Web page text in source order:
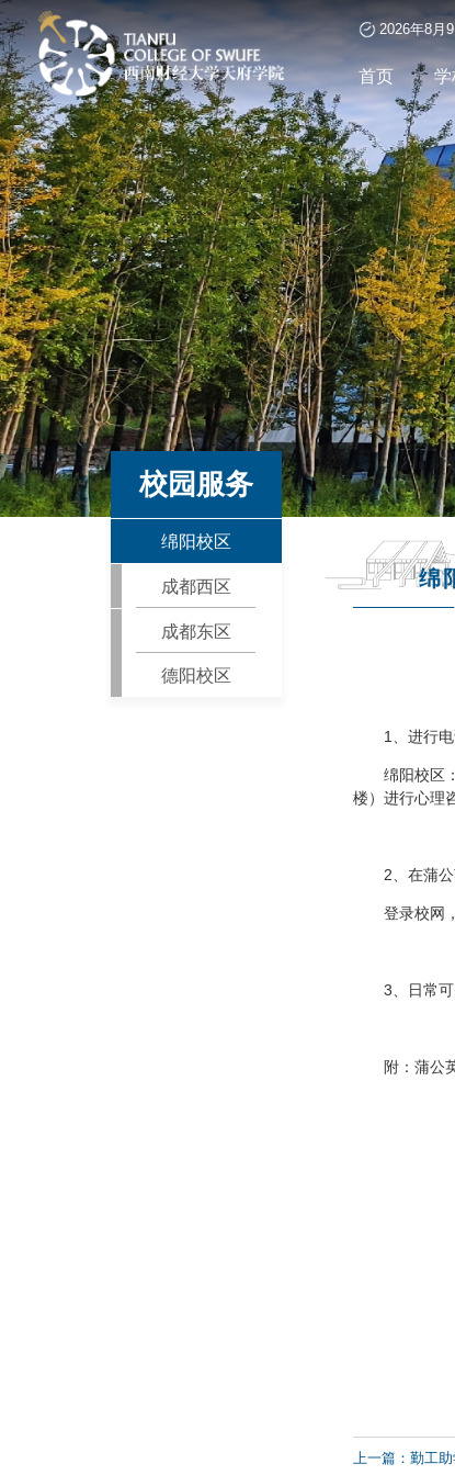
2026年8月
首页
校园服务
绵阳校区
成都西区
成都东区
德阳校区
绵
1、进行
绵阳校区
楼）进行心理
2、在蒲
登录校网
3、日常
附：蒲公
上一篇：勤工